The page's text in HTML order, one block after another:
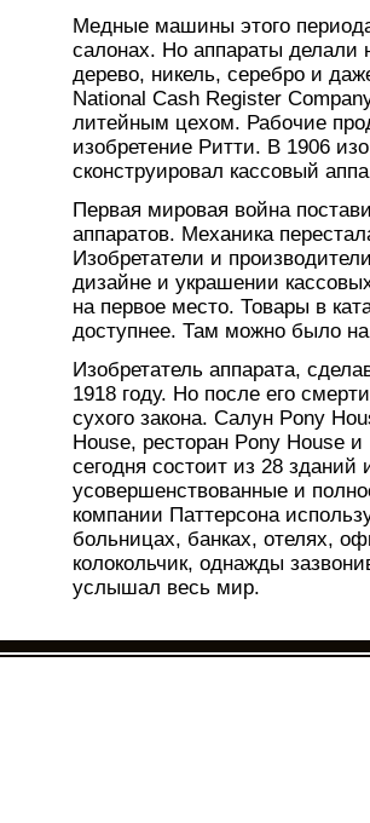
Медные машины этого
салонах. Но аппараты делали
дерево, никель, серебро и
National Cash Register
литейным цехом. Рабочие
изобретение Ритти. В 1906
сконструировал кассовый
Первая мировая война
аппаратов. Механика
Изобретатели и
дизайне и украшении
на первое место. Товары в
доступнее. Там можно было
Изобретатель аппарата,
1918 году. Но после его
сухого закона. Салун Pony
House, ресторан Pony House
сегодня состоит из 28 зданий
усовершенствованные и
компании Паттерсона
больницах, банках, отелях,
колокольчик, однажды
услышал весь мир.